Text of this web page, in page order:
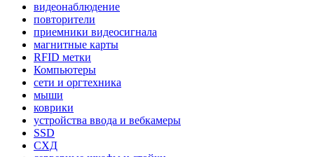
видеонаблюдение
повторители
приемники видеосигнала
магнитные карты
RFID метки
Компьютеры
сети и оргтехника
мыши
коврики
устройства ввода и вебкамеры
SSD
СХД